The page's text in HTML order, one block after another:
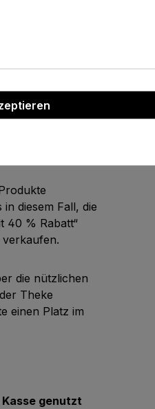
aufzubauen:
hier optimal
der
der
und
diesem Fall, die
40 % Rabatt“
die nützlichen
Theke
einen Platz im
genutzt